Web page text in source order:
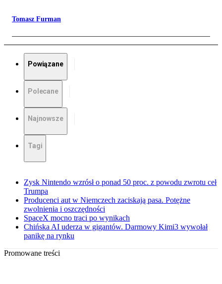
Tomasz Furman
Powiązane
Polecane
Najnowsze
Tagi
Zysk Nintendo wzrósł o ponad 50 proc. z powodu zwrotu ceł
Trumpa
Producenci aut w Niemczech zaciskają pasa. Potężne
zwolnienia i oszczędności
SpaceX mocno traci po wynikach
Chińska AI uderza w gigantów. Darmowy Kimi3 wywołał
panikę na rynku
Promowane treści